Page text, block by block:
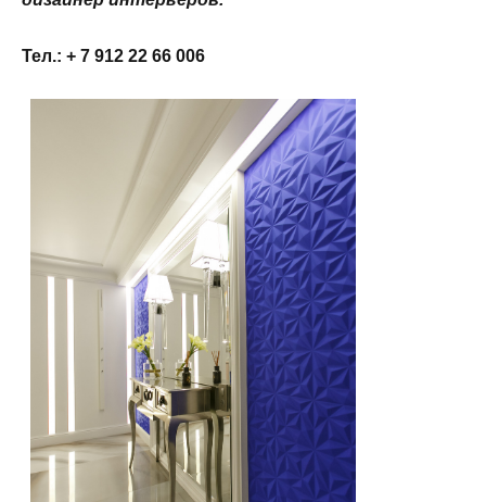
Тел.: + 7 912 22 66 006